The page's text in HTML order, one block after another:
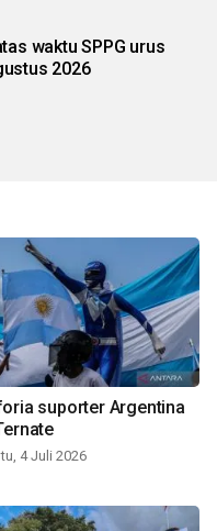
waktu SPPG urus
2026
suporter Argentina
4 Juli 2026